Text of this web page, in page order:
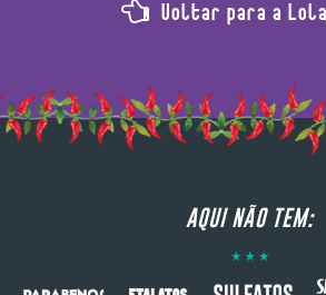
Voltar para a
AQUI NÃO TEM: